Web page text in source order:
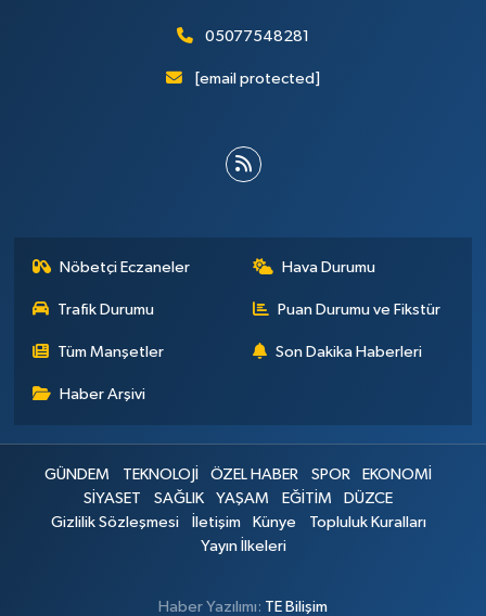
05077548281
[email protected]
Nöbetçi Eczaneler Hava Durumu
Trafik Durumu Puan Durumu ve Fikstür
Tüm Manşetler Son Dakika Haberleri
Haber Arşivi
GÜNDEM TEKNOLOJİ ÖZEL HABER SPOR
EKONOMİ
SİYASET
SAĞLIK YAŞAM EĞİTİM
DÜZCE
Gizlilik Sözleşmesi
İletişim Künye
Topluluk Kuralları
Yayın İlkeleri
Haber Yazılımı: TE Bilişim